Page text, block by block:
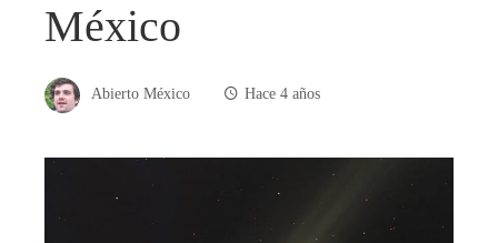
México
Abierto México Hace 4 años